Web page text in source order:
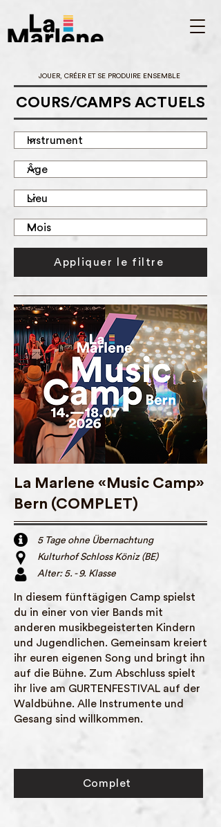
JOUER, CRÉER ET SE PRODUIRE ENSEMBLE
COURS/CAMPS ACTUELS
Appliquer le filtre
La Marlene «Music Camp»
Bern (COMPLET)
5 Tage ohne Übernachtung
Kulturhof Schloss Köniz (BE)
Alter: 5. - 9. Klasse
In diesem fünftägigen Camp spielst
du in einer von vier Bands mit
anderen musikbegeisterten Kindern
und Jugendlichen. Gemeinsam kreiert
ihr euren eigenen Song und bringt ihn
auf die Bühne. Zum Abschluss spielt
ihr live am GURTENFESTIVAL auf der
Waldbühne. Alle Instrumente und
Gesang sind willkommen.
Complet